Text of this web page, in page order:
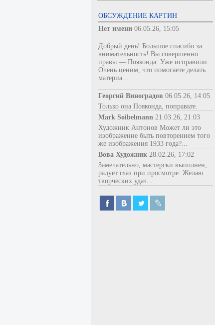
ОБСУЖДЕНИЕ КАРТИН
Нет имени 06.05.26, 15:05
Добрый день! Большое спасибо за
внимательность! Вы совершенно
правы — Пояконда. Уже исправили.
Очень ценим, что помогаете делать
материа...
Георгий Виноградов 06.05.26, 14:05
Только она Пояконда, поправьте.
Mark Soibelmann 21.03.26, 21:03
Художник Антонов Может ли это
изображение быть повторением того
же изображения 1933 года?...
Вова Художник 28.02.26, 17:02
Замечательно, мастерски выполнен,
радует глаз при просмотре. Желаю
творческих удач...